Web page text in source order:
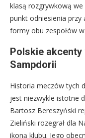
klasą rozgrywkową we
punkt odniesienia przy
formy obu zespołów w
Polskie
Sampdorii
Historia meczów tych
jest niezwykle istotne
Bartosz Bereszyński
Zieliński rozegrał dla
ikoną klubu. Jego